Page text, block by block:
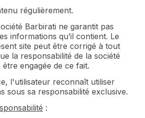
régulièrement.
Barbirati ne garantit pas
informations qu’il contient. Le
site peut être corrigé à tout
la responsabilité de la société
engagée de ce fait.
l'utilisateur reconnaît utiliser
sous sa responsabilité exclusive.
: